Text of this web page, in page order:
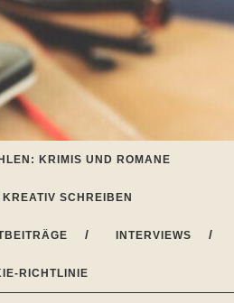
KRIMIS UND ROMANE
KREATIV SCHREIBEN
INTERVIEWS
RICHTLINIE